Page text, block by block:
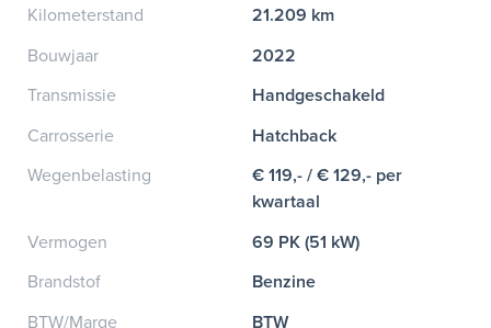
Kilometerstand
21.209 km
Bouwjaar
2022
Transmissie
Handgeschakeld
Carrosserie
Hatchback
Wegenbelasting
€ 119,- / € 129,- per
kwartaal
Vermogen
69 PK (51 kW)
Brandstof
Benzine
BTW/Marge
BTW